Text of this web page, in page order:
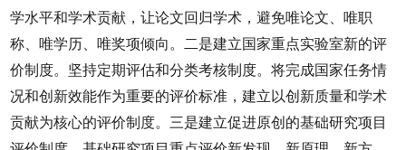
学水平和学术贡献，让论文回归学术，避免唯论文、唯职
称、唯学历、唯奖项倾向。二是建立国家重点实验室新的评
价制度。坚持定期评估和分类考核制度。将完成国家任务情
况和创新效能作为重要的评价标准，建立以创新质量和学术
贡献为核心的评价制度。三是建立促进原创的基础研究项目